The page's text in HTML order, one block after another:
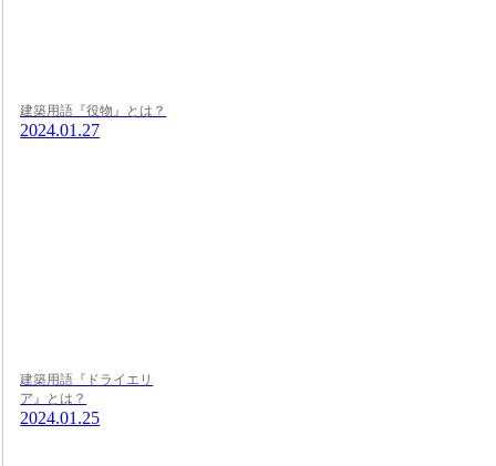
建築用語『役物』とは？
2024.01.27
建築用語『ドライエリ
ア』とは？
2024.01.25